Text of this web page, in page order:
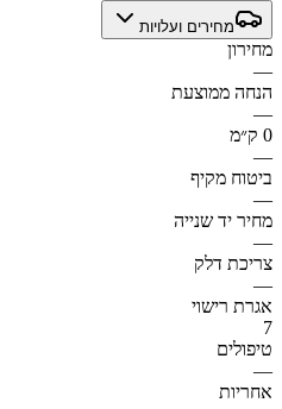
מחירים ועלויות
מחירון
—
הנחה ממוצעת
—
0 ק״מ
—
ביטוח מקיף
—
מחיר יד שנייה
—
צריכת דלק
—
אגרת רישוי
7
טיפולים
—
אחריות